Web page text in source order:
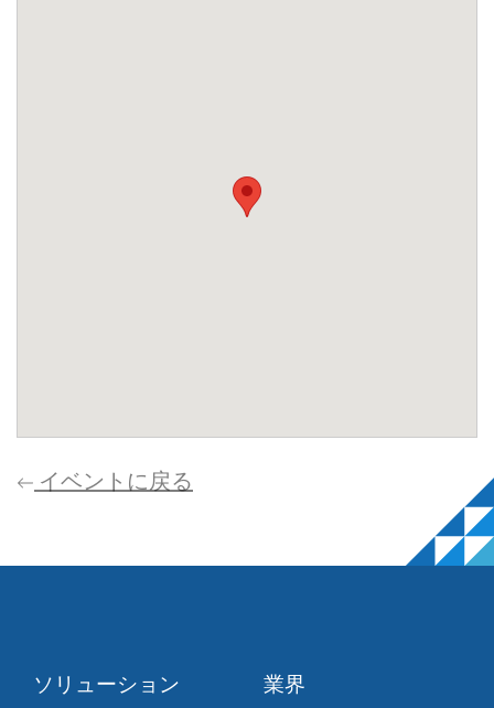
イベントに戻る
ソリューション 業界